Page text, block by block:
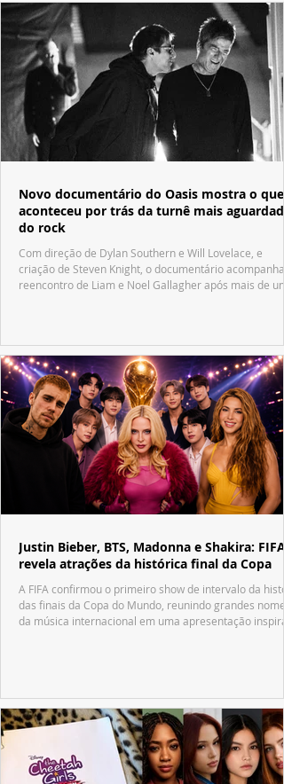
Novo documentário do Oasis mostra o que
aconteceu por trás da turnê mais aguardada
do rock
Com direção de Dylan Southern e Will Lovelace, e
criação de Steven Knight, o documentário acompanha
reencontro de Liam e Noel Gallagher após mais de
Justin Bieber, BTS, Madonna e Shakira: FIFA
revela atrações da histórica final da Copa
A FIFA confirmou o primeiro show de intervalo da
das finais da Copa do Mundo, reunindo grandes nomes
da música internacional em uma apresentação